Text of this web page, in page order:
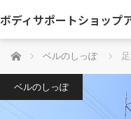
ボディサポートショップ
ホーム ベルのしっぽ
ベルのしっぽ